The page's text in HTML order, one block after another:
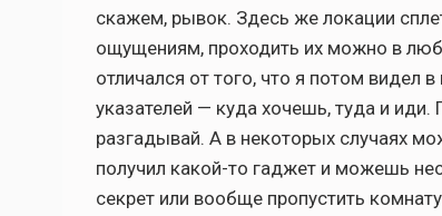
скажем, рывок. Здесь же локации
ощущениям, проходить их можно в
отличался от того, что я потом видел
указателей — куда хочешь, туда и
разгадывай. А в некоторых случаях
получил какой-то гаджет и можешь
секрет или вообще пропустить